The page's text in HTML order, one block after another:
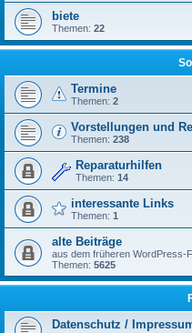
biete
Themen: 22
Termine
Themen: 2
Vorstellungen und
Themen: 238
Reparaturhilfen
Themen: 14
interessante Links
Themen: 1
alte Beiträge
aus dem früheren WordPress-
Themen: 5625
Datenschutz /